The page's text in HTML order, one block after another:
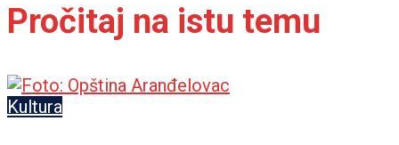
Pročitaj na istu temu
Kultura